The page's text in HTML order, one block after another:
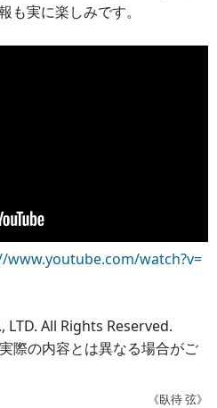
も実に楽しみです。
www.youtube.com/watch?v=
LTD. All Rights Reserved.
際の内容とは異なる場合がご
《臥待 弦》